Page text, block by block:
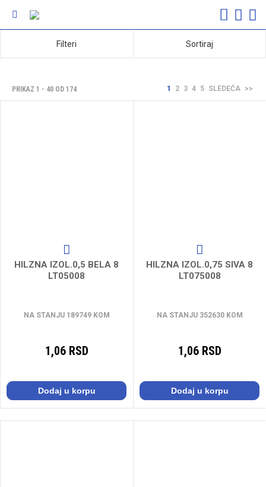
Filteri Sortiraj
PRIKAZ 1 - 40 OD 174 1 2 3 4 5 SLEDEĆA >>
HILZNA IZOL.0,5 BELA 8
LT05008
NA STANJU 189749 KOM
1,06 RSD
Dodaj u korpu
HILZNA IZOL.0,75 SIVA 8
LT075008
NA STANJU 352630 KOM
1,06 RSD
Dodaj u korpu